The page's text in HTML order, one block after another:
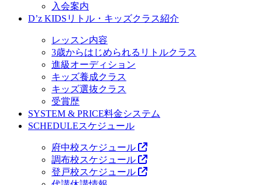
入会案内
D’z KIDS リトル・キッズクラス紹介
レッスン内容
3歳からはじめられるリトルクラス
進級オーディション
キッズ養成クラス
キッズ選抜クラス
受賞歴
SYSTEM & PRICE料金システム
SCHEDULEスケジュール
府中校スケジュール
調布校スケジュール
登戸校スケジュール